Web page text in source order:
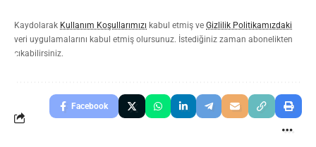
Kaydolarak Kullanım Koşullarımızı kabul etmiş ve Gizlilik Politikamızdaki
veri uygulamalarını kabul etmiş olursunuz. İstediğiniz zaman abonelikten
çıkabilirsiniz.
Facebook